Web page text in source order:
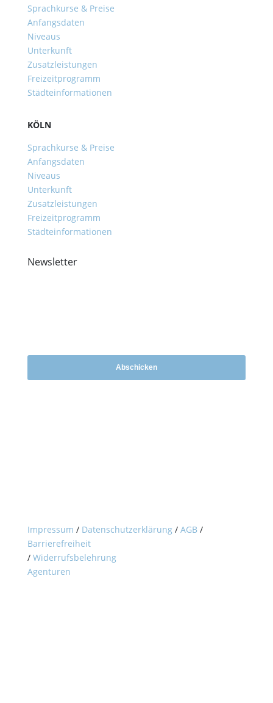
Sprachkurse & Preise
Anfangsdaten
Niveaus
Unterkunft
Zusatzleistungen
Freizeitprogramm
Städteinformationen
KÖLN
Sprachkurse & Preise
Anfangsdaten
Niveaus
Unterkunft
Zusatzleistungen
Freizeitprogramm
Städteinformationen
Newsletter
Abschicken
Impressum / Datenschutzerklärung/ AGB /
Barrierefreiheit
/ Widerrufsbelehrung
Agenturen